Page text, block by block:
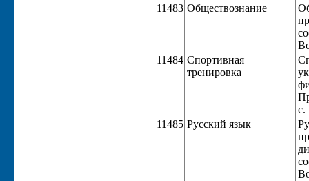
11483 Обществознание
11484 Спортивная
тренировка
с.
11485 Русский язык